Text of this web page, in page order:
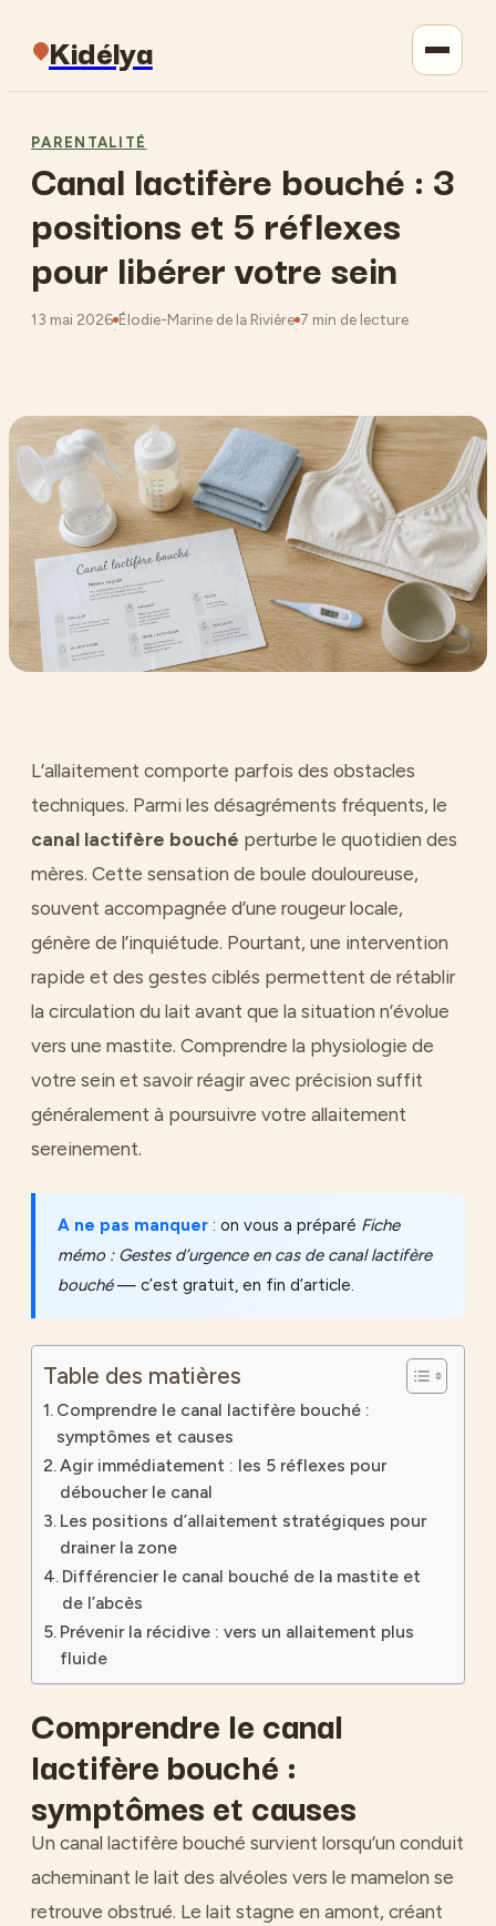
Kidélya
Maison
Jardinage
PARENTALITÉ
Canal lactifère bouché : 3
positions et 5 réflexes
pour libérer votre sein
13 mai 2026
·
Élodie-Marine de la Rivière
·
7 min de lecture
L’allaitement comporte parfois des obstacles
techniques. Parmi les désagréments fréquents, le
canal lactifère bouché perturbe le quotidien des
mères. Cette sensation de boule douloureuse,
souvent accompagnée d’une rougeur locale,
génère de l’inquiétude. Pourtant, une intervention
rapide et des gestes ciblés permettent de rétablir
la circulation du lait avant que la situation n’évolue
vers une mastite. Comprendre la physiologie de
votre sein et savoir réagir avec précision suffit
généralement à poursuivre votre allaitement
sereinement.
A ne pas manquer : on vous a préparé Fiche
mémo : Gestes d’urgence en cas de canal lactifère
bouché— c’est gratuit, en fin d’article.
Table des matières
Comprendre le canal lactifère bouché :
symptômes et causes
Agir immédiatement : les 5 réflexes pour
déboucher le canal
Les positions d’allaitement stratégiques pour
drainer la zone
Différencier le canal bouché de la mastite et
de l’abcès
Prévenir la récidive : vers un allaitement plus
fluide
Comprendre le canal
lactifère bouché :
symptômes et causes
Un canal lactifère bouché survient lorsqu’un conduit
acheminant le lait des alvéoles vers le mamelon se
retrouve obstrué. Le lait stagne en amont, créant